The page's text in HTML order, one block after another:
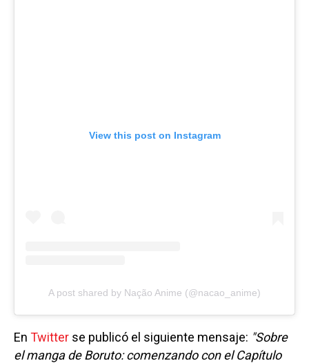
View this post on Instagram
A post shared by Nação Anime (@nacao_anime)
En Twitter se publicó el siguiente mensaje: "Sobre
el manga de Boruto: comenzando con el Capítulo